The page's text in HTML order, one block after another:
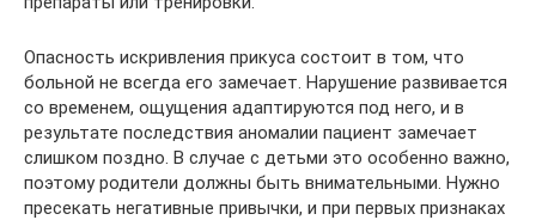
Опасность искривления прикуса состоит в том, что
больной не всегда его замечает. Нарушение развивается
со временем, ощущения адаптируются под него, и в
результате последствия аномалии пациент замечает
слишком поздно. В случае с детьми это особенно важно,
поэтому родители должны быть внимательными. Нужно
пресекать негативные привычки, и при первых признаках